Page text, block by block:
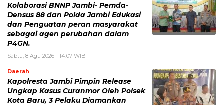
Kolaborasi BNNP Jambi- Pemda-
Densus 88 dan Polda Jambi Edukasi
dan Penguatan peran masyarakat
sebagai agen perubahan dalam
P4GN.
Sabtu, 8 Agu 2026 - 14:07 WIB
Daerah
Kapolresta Jambi Pimpin Release
Ungkap Kasus Curanmor Oleh Polsek
Kota Baru, 3 Pelaku Diamankan